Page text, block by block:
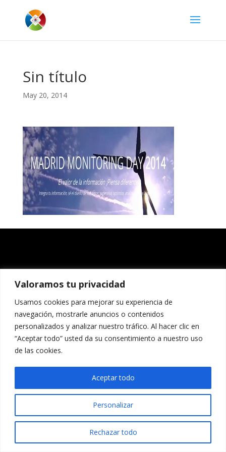
Valoramos tu privacidad
Usamos cookies para mejorar su experiencia de
navegación, mostrarle anuncios o contenidos
personalizados y analizar nuestro tráfico. Al hacer clic en
“Aceptar todo” usted da su consentimiento a nuestro uso
de las cookies.
Personalizar
Rechazar todo
Aceptar todo
Sin título
May 20, 2014